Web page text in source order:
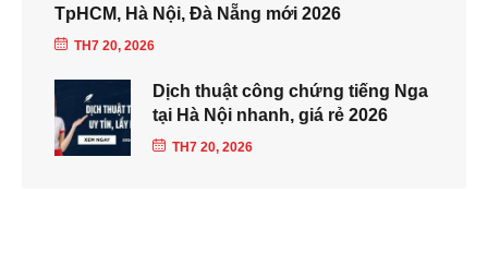
TpHCM, Hà Nội, Đà Nẵng mới 2026
TH7 20, 2026
Dịch thuật công chứng tiếng Nga
tại Hà Nội nhanh, giá rẻ 2026
TH7 20, 2026